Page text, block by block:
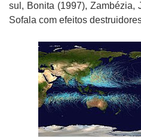
sul, Bonita (1997), Zambézia,
Sofala com efeitos